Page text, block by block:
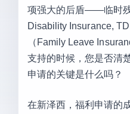
项强大的后盾——临时
Disability Insurance,
（Family Leave
支持的时候，您是否清
申请的关键是什么吗？
在新泽西，福利申请的